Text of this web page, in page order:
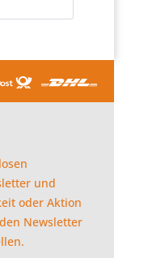
und
oder Aktion
Newsletter